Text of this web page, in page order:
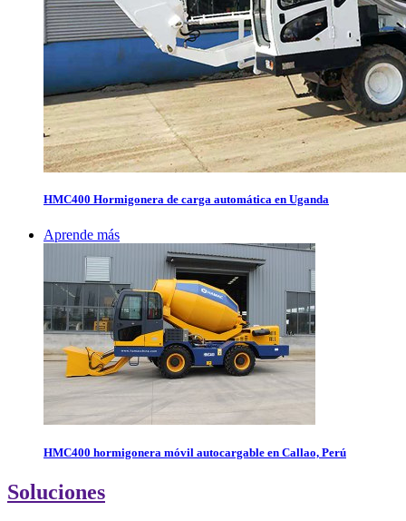
HMC400 Hormigonera de carga automática en Uganda
Aprende más
HMC400 hormigonera móvil autocargable en Callao, Perú
Soluciones